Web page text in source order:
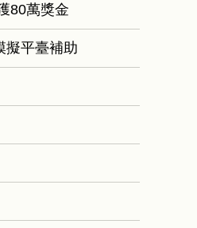
80萬獎金
擬平臺補助